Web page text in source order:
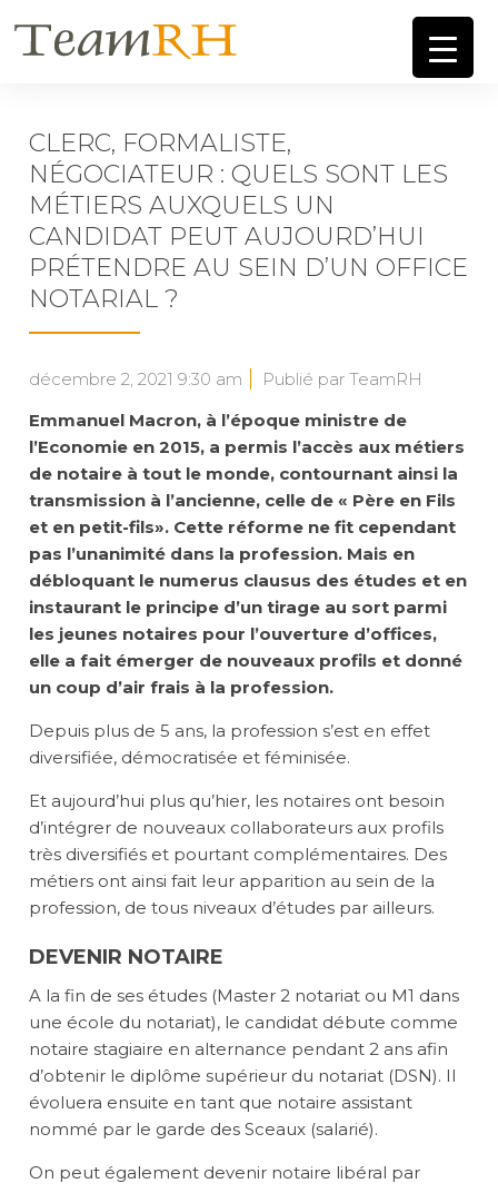
CLERC, FORMALISTE,
NÉGOCIATEUR : QUELS SONT LES
MÉTIERS AUXQUELS UN
CANDIDAT PEUT AUJOURD’HUI
PRÉTENDRE AU SEIN D’UN OFFICE
NOTARIAL ?
décembre 2, 2021 9:30 am
Publié par TeamRH
Emmanuel Macron, à l’époque ministre de
l’Economie en 2015, a permis l’accès aux métiers
de notaire à tout le monde, contournant ainsi la
transmission à l’ancienne, celle de « Père en Fils
et en petit-fils». Cette réforme ne fit cependant
pas l’unanimité dans la profession. Mais en
débloquant le numerus clausus des études et en
instaurant le principe d’un tirage au sort parmi
les jeunes notaires pour l’ouverture d’offices,
elle a fait émerger de nouveaux profils et donné
un coup d’air frais à la profession.
Depuis plus de 5 ans, la profession s’est en effet
diversifiée, démocratisée et féminisée.
Et aujourd’hui plus qu’hier, les notaires ont besoin
d’intégrer de nouveaux collaborateurs aux profils
très diversifiés et pourtant complémentaires. Des
métiers ont ainsi fait leur apparition au sein de la
profession, de tous niveaux d’études par ailleurs.
DEVENIR NOTAIRE
A la fin de ses études (Master 2 notariat ou M1 dans
une école du notariat), le candidat débute comme
notaire stagiaire en alternance pendant 2 ans afin
d’obtenir le diplôme supérieur du notariat (DSN). Il
évoluera ensuite en tant que notaire assistant
nommé par le garde des Sceaux (salarié).
On peut également devenir notaire libéral par